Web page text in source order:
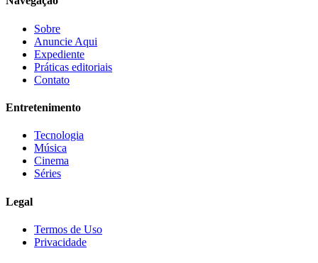
Sobre
Anuncie Aqui
Expediente
Práticas editoriais
Contato
Entretenimento
Tecnologia
Música
Cinema
Séries
Legal
Termos de Uso
Privacidade